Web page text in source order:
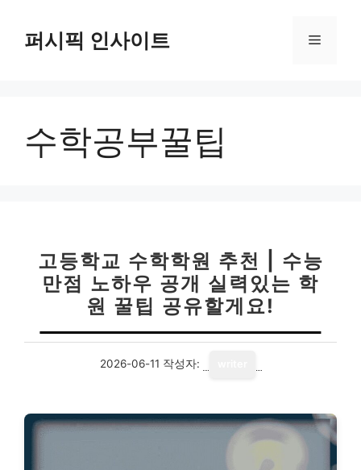
퍼시픽 인사이트 메
수학공부꿀팁
고등학교 수학학원 추천 | 수능
만점 노하우 공개 실력있는 학
원 꿀팁 공유할게요!
2026-06-11 작성자: